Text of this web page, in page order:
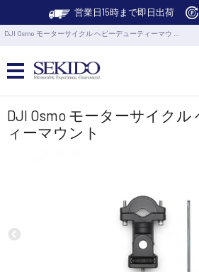
営業日15時まで即日出荷
DJI Osmo モーターサイクル ヘビーデューティーマウ …
カメラドローン・生活家電
業務用ドローン・業務関連製品
水中ドローン(ROV)・水中スクーター
DJI Osmo モーターサイク
ィーマウント